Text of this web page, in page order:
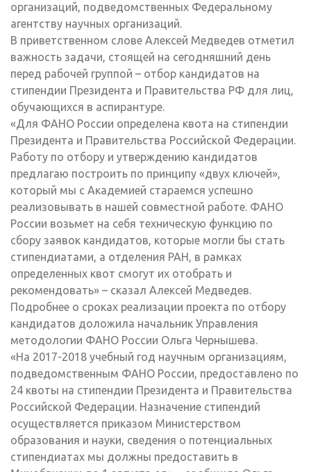
организаций, подведомственных Федеральному
агентству научных организаций.
В приветственном слове Алексей Медведев отметил
важность задачи, стоящей на сегодняшний день
перед рабочей группой – отбор кандидатов на
стипендии Президента и Правительства РФ для лиц,
обучающихся в аспирантуре.
«Для ФАНО России определена квота на стипендии
Президента и Правительства Российской Федерации.
Работу по отбору и утверждению кандидатов
предлагаю построить по принципу «двух ключей»,
который мы с Академией стараемся успешно
реализовывать в нашей совместной работе. ФАНО
России возьмет на себя техническую функцию по
сбору заявок кандидатов, которые могли бы стать
стипендиатами, а отделения РАН, в рамках
определенных квот смогут их отобрать и
рекомендовать» – сказал Алексей Медведев.
Подробнее о сроках реализации проекта по отбору
кандидатов доложила начальник Управления
методологии ФАНО России Ольга Чернышева.
«На 2017-2018 учебный год научным организациям,
подведомственным ФАНО России, предоставлено по
24 квоты на стипендии Президента и Правительства
Российской Федерации. Назначение стипендий
осуществляется приказом Министерством
образования и науки, сведения о потенциальных
стипендиатах мы должны предоставить в